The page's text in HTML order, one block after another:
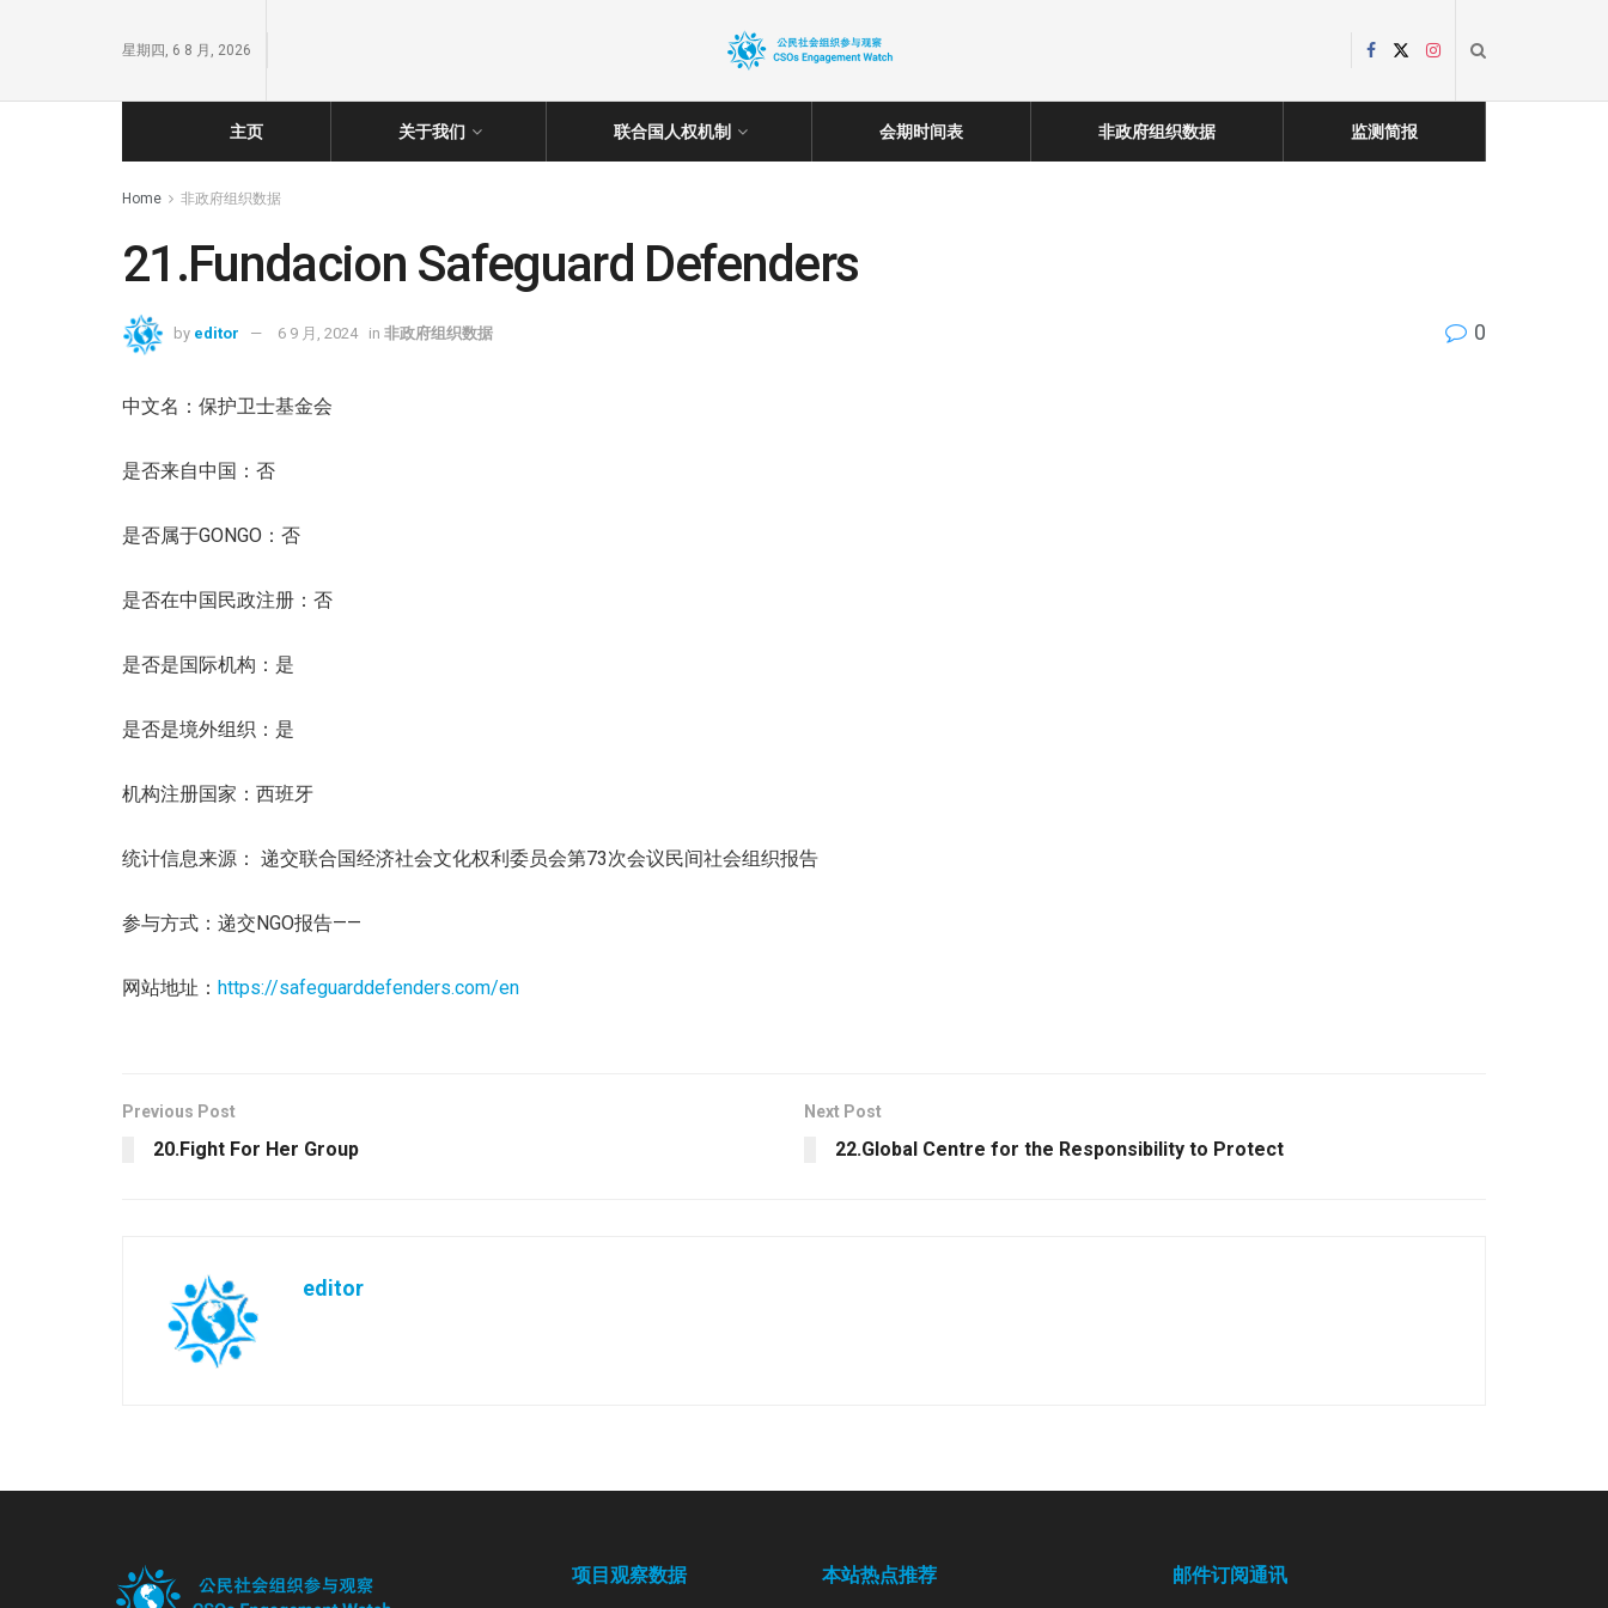
星期四, 6 8 月, 2026
主页 关于我们 联合国人权机制 会期时间表 非政府组织数据 监测简报
Home 非政府组织数据
21.Fundacion Safeguard Defenders
by editor 6 9 月, 2024 in 非政府组织数据 0
中文名：保护卫士基金会
是否来自中国：否
是否属于GONGO：否
是否在中国民政注册：否
是否是国际机构：是
是否是境外组织：是
机构注册国家：西班牙
统计信息来源： 递交联合国经济社会文化权利委员会第73次会议民间社会组织报告
参与方式：递交NGO报告——
网站地址： https://safeguarddefenders.com/en
Previous Post
20.Fight For Her Group
Next Post
22.Global Centre for the Responsibility to Protect
editor
项目观察数据 本站热点推荐 邮件订阅通讯